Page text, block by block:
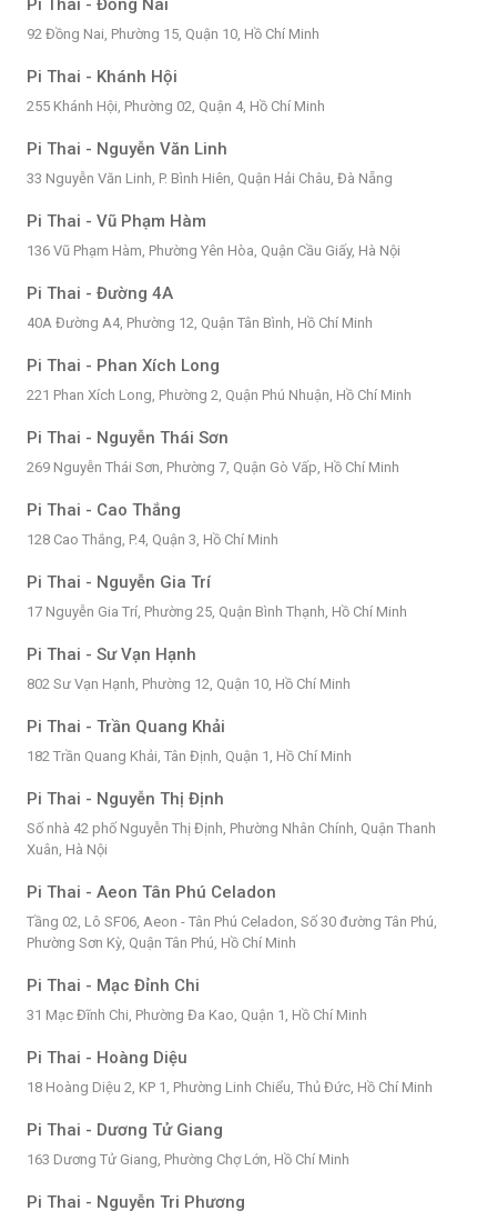
Pi Thai - Đồng Nai
92 Đồng Nai, Phường 15, Quận 10, Hồ Chí Minh
Pi Thai - Khánh Hội
255 Khánh Hội, Phường 02, Quận 4, Hồ Chí Minh
Pi Thai - Nguyễn Văn Linh
33 Nguyễn Văn Linh, P. Bình Hiên, Quận Hải Châu, Đà Nẵng
Pi Thai - Vũ Phạm Hàm
136 Vũ Phạm Hàm, Phường Yên Hòa, Quận Cầu Giấy, Hà Nội
Pi Thai - Đường 4A
40A Đường A4, Phường 12, Quận Tân Bình, Hồ Chí Minh
Pi Thai - Phan Xích Long
221 Phan Xích Long, Phường 2, Quận Phú Nhuận, Hồ Chí Minh
Pi Thai - Nguyễn Thái Sơn
269 Nguyễn Thái Sơn, Phường 7, Quận Gò Vấp, Hồ Chí Minh
Pi Thai - Cao Thắng
128 Cao Thắng, P.4, Quận 3, Hồ Chí Minh
Pi Thai - Nguyễn Gia Trí
17 Nguyễn Gia Trí, Phường 25, Quận Bình Thạnh, Hồ Chí Minh
Pi Thai - Sư Vạn Hạnh
802 Sư Vạn Hạnh, Phường 12, Quận 10, Hồ Chí Minh
Pi Thai - Trần Quang Khải
182 Trần Quang Khải, Tân Định, Quận 1, Hồ Chí Minh
Pi Thai - Nguyễn Thị Định
Số nhà 42 phố Nguyễn Thị Định, Phường Nhân Chính, Quận Thanh
Xuân, Hà Nội
Pi Thai - Aeon Tân Phú Celadon
Tầng 02, Lô SF06, Aeon - Tân Phú Celadon, Số 30 đường Tân Phú,
Phường Sơn Kỳ, Quận Tân Phú, Hồ Chí Minh
Pi Thai - Mạc Đỉnh Chi
31 Mạc Đĩnh Chi, Phường Đa Kao, Quận 1, Hồ Chí Minh
Pi Thai - Hoàng Diệu
18 Hoàng Diệu 2, KP 1, Phường Linh Chiểu, Thủ Đức, Hồ Chí Minh
Pi Thai - Dương Tử Giang
163 Dương Tử Giang, Phường Chợ Lớn, Hồ Chí Minh
Pi Thai - Nguyễn Tri Phương